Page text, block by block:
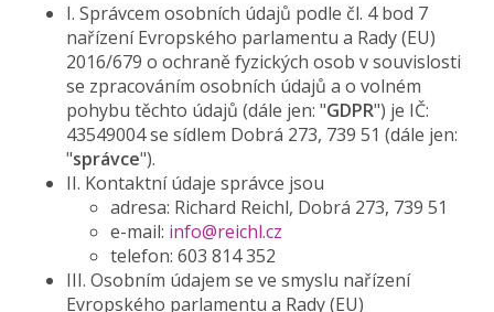
I. Správcem osobních údajů podle čl. 4 bod 7
nařízení Evropského parlamentu a Rady (EU)
2016/679 o ochraně fyzických osob v souvislosti
se zpracováním osobních údajů a o volném
pohybu těchto údajů (dále jen: "GDPR") je IČ:
43549004 se sídlem Dobrá 273, 739 51 (dále jen:
"správce").
II. Kontaktní údaje správce jsou
adresa: Richard Reichl, Dobrá 273, 739 51
e-mail: info@reichl.cz
telefon: 603 814 352
III. Osobním údajem se ve smyslu nařízení
Evropského parlamentu a Rady (EU)